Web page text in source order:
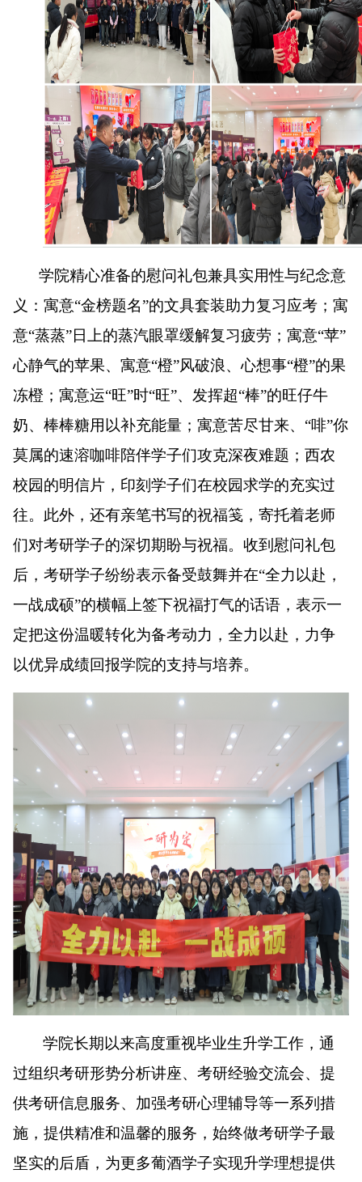
学院精心准备的慰问礼包兼具实用性与纪念意
义 ：寓意“金榜题名”的文具套装助力复习应考；寓
意“蒸蒸”日上的蒸汽眼罩缓解复习疲劳；寓意“苹”
心静气的苹果、寓意“橙”风破浪、心想事“橙”的果
冻橙；寓意运“旺”时“旺”、发挥超“棒”的旺仔牛
奶、棒棒糖用以补充能量；寓意苦尽甘来、“啡”你
莫属的速溶咖啡陪伴学子们攻克深夜难题；西农
校园的明信片，印刻学子们在校园求学的充实过
往。此外，还有亲笔书写的祝福笺，寄托着老师
们对考研学子的深切期盼与祝福。 收到慰问礼包
后，考研学子纷纷表示备受鼓舞并在“全力以赴，
一战成硕”的横幅上签下祝福打气的话语， 表示一
定把这份温暖转化为备考动力，全力以赴，力争
以优异成绩回报学院的支持与培养。
学院长期以来高度重视毕业生升学工作，通
过组织考研形势分析讲座、考研经验交流会、提
供考研信息服务、加强考研心理辅导等一系列措
施，提供精准和温馨的服务，始终做考研学子最
坚实的后盾，为更多葡酒学子实现升学理想提供